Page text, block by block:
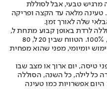
טבעי, אבל לסוללת
טעינה מלאה עד הקצה ופריקה
שלה לאורך זמן.
לא לתת לסוללה לרדת באופן קבוע מתחת ל,
20%, ולא להשאיר אותה באופן קבוע ב, 100%. הטווח שבין 20 ל, 80
יומיומי, מפני שהוא מפחית
אומר שאסור להטעין ל- 100% לפני טיסה, יום ארוך או מצב שבו
כל לילה, כל השנה, הסוללה
אפשרויות כמו טעינה